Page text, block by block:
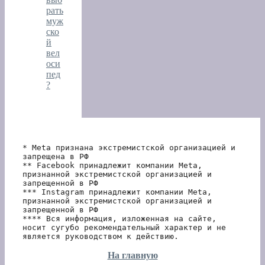
рать
муж
ско
й
вел
оси
пед
?
* Meta признана экстремистской организацией и
запрещена в РФ
** Facebook принадлежит компании Meta,
признанной экстремистской организацией и
запрещенной в РФ
*** Instagram принадлежит компании Meta,
признанной экстремистской организацией и
запрещенной в РФ
**** Вся информация, изложенная на сайте,
носит сугубо рекомендательный характер и не
является руководством к действию.
На главную